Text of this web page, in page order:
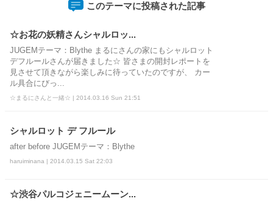
このテーマに投稿された記事
☆お花の妖精さんシャルロッ...
JUGEMテーマ：Blythe まるにさんの家にもシャルロット
デフルールさんが届きました☆ 皆さまの開封レポートを
見させて頂きながら楽しみに待っていたのですが、 カー
ル具合にびっ...
☆まるにさんと一緒☆ | 2014.03.16 Sun 21:51
シャルロット デ フルール
after before JUGEMテーマ：Blythe
haruiminana | 2014.03.15 Sat 22:03
☆渋谷パルコジェニームーン...